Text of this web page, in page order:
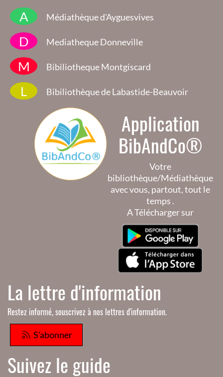
A Médiathèque d'Ayguesvives
D Mediatheque Donneville
M Bibiliotheque Montgiscard
L Bibiliothèque de Labastide-Beauvoir
Application
BibAndCo®
Votre
bibliothèque/Médiathèque
avec vous, partout, tout le
temps .
A Télécharger sur
La lettre d'information
Restez informé, souscrivez à nos lettres d'information.
S'abonner
Suivez le guide